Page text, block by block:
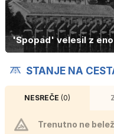
'Spopad' velesil z
STANJE NA
NESREČE (0)
Trenutno ne